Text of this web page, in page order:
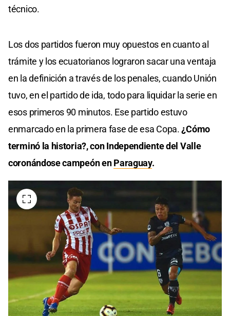
técnico.
Los dos partidos fueron muy opuestos en cuanto al
trámite y los ecuatorianos lograron sacar una ventaja
en la definición a través de los penales, cuando Unión
tuvo, en el partido de ida, todo para liquidar la serie en
esos primeros 90 minutos. Ese partido estuvo
enmarcado en la primera fase de esa Copa.¿Cómo
terminó la historia?, con Independiente del Valle
coronándose campeón enParaguay.